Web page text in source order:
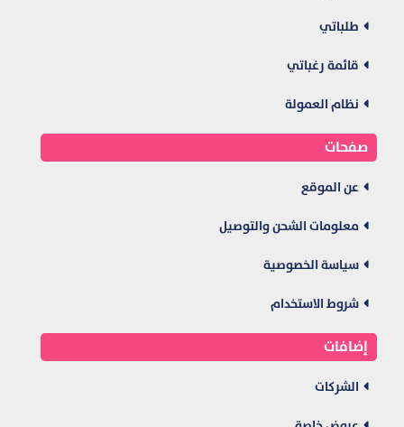
طلباتي
قائمة رغباتي
نظام العمولة
صفحات
عن الموقع
معلومات الشحن والتوصيل
سياسة الخصوصية
شروط الاستخدام
إضافات
الشركات